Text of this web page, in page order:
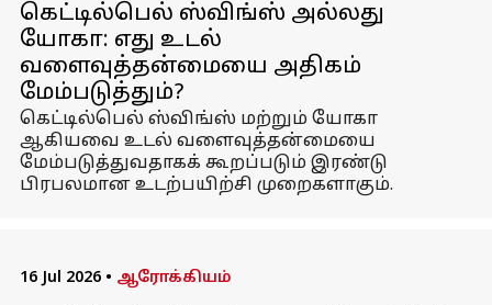
கெட்டில்பெல் ஸ்விங்ஸ் அல்லது
யோகா: எது உடல்
வளைவுத்தன்மையை அதிகம்
மேம்படுத்தும்?
கெட்டில்பெல் ஸ்விங்ஸ் மற்றும் யோகா
ஆகியவை உடல் வளைவுத்தன்மையை
மேம்படுத்துவதாகக் கூறப்படும் இரண்டு
பிரபலமான உடற்பயிற்சி முறைகளாகும்.
16 Jul 2026 • ஆரோக்கியம்